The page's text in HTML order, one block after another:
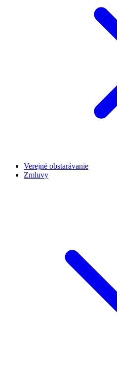
Verejné obstarávanie
Zmluvy